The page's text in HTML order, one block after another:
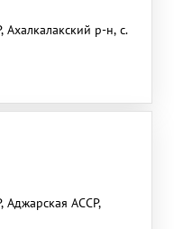
Ахалкалакский р-н, с.
Аджарская АССР,